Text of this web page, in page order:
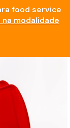
food service
modalidade